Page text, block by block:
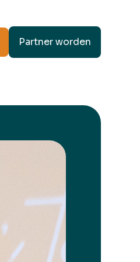
Partner worden